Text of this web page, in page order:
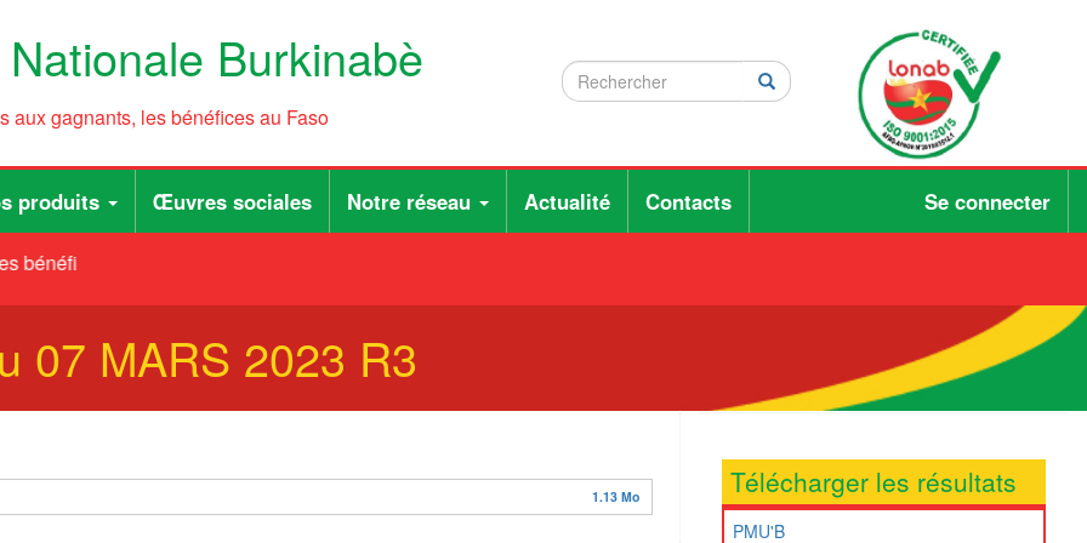
Burkinabè
aux gagnants, les bénéfices au Faso Rechercher
Rechercher Rechercher
produits Œuvres sociales Notre réseau Actualité Contacts Se connecter
au Faso
07 MARS 2023 R3
1.13 Mo Télécharger les résultats
PMU'B